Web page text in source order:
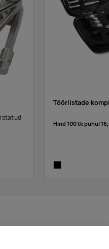
Tööriistade
Hind 100 tk puhul